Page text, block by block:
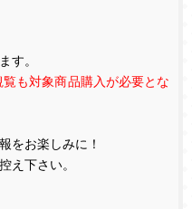
す。
も対象商品購入が必要とな
をお楽しみに！
え下さい。